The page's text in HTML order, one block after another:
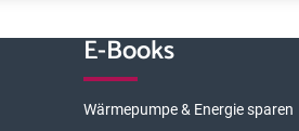
E-Books
Wärmepumpe & Energie sparen